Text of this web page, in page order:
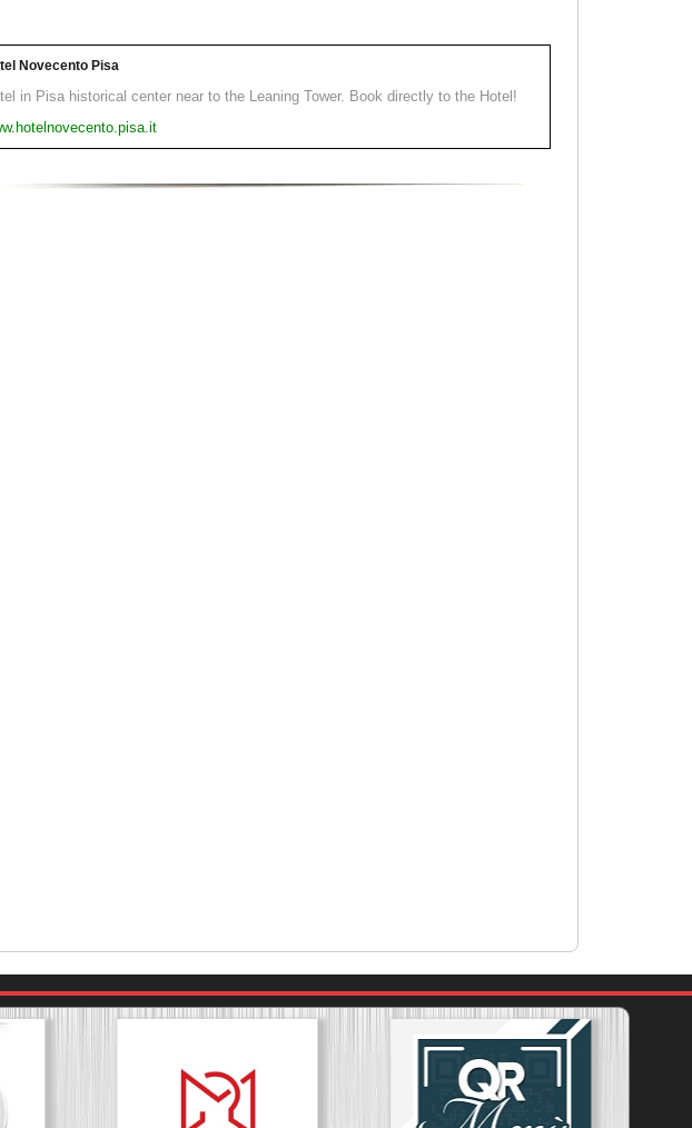
Novecento Pisa
in Pisa historical center near to the Leaning Tower. Book directly to the Hotel!